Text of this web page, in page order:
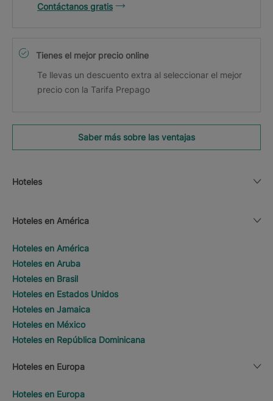
Contáctanos gratis
Tienes el mejor precio online
Te llevas un descuento extra al seleccionar el mejor
precio con la Tarifa Prepago
Saber más sobre las ventajas
Hoteles
Hoteles en América
Hoteles en América
Hoteles en Aruba
Hoteles en Brasil
Hoteles en Estados Unidos
Hoteles en Jamaica
Hoteles en México
Hoteles en República Dominicana
Hoteles en Europa
Hoteles en Europa